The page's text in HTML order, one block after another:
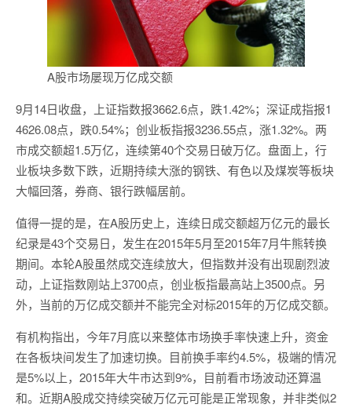
A股市场屡现万亿成交额
9月14日收盘，上证指数报3662.6点，跌1.42%；深证成指报1
4626.08点，跌0.54%；创业板指报3236.55点，涨1.32%。两
市成交额超1.5万亿，连续第40个交易日破万亿。盘面上，行
业板块多数下跌，近期持续大涨的钢铁、有色以及煤炭等板块
大幅回落，券商、银行跌幅居前。
值得一提的是，在A股历史上，连续日成交额超万亿元的最长
纪录是43个交易日，发生在2015年5月至2015年7月牛熊转换
期间。本轮A股虽然成交连续放大，但指数并没有出现剧烈波
动，上证指数刚站上3700点，创业板指最高站上3500点。另
外，当前的万亿成交额并不能完全对标2015年的万亿成交额。
有机构指出，今年7月底以来整体市场换手率快速上升，资金
在各板块间发生了加速切换。目前换手率约4.5%，极端的情况
是5%以上，2015年大牛市达到9%，目前看市场波动还算温
和。近期A股成交持续突破万亿元可能是正常现象，并非类似2